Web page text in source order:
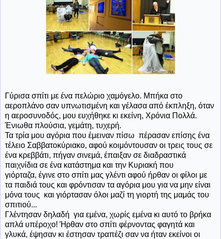
Γύρισα σπίτι με ένα πελώριο χαμόγελο. Μπήκα στο
αεροπλάνο σαν υπνωτισμένη και γέλασα από έκπληξη, όταν
η αεροσυνοδός, μου ευχήθηκε κι εκείνη, Χρόνια Πολλά.
Ένιωθα πλούσια, γεμάτη, τυχερή.
Τα τρία μου αγόρια που έμειναν πίσω πέρασαν επίσης ένα
τέλειο Σαββατοκύριακο, αφού κοιμόντουσαν οι τρεις τους σε
ένα κρεββάτι, πήγαν σινεμά, έπαιξαν σε διαδραστικά
παιχνίδια σε ένα κατάστημα και την Κυριακή που
γιόρταζα, έγινε στο σπίτι μας γλέντι αφού ήρθαν οι φίλοι με
τα παιδιά τους και φρόντισαν τα αγόρια μου για να μην είναι
μόνα τους και γιόρτασαν όλοι μαζί τη γιορτή της μαμάς του
σπιτιού...
Γλέντησαν δηλαδή για εμένα, χωρίς εμένα κι αυτό το βρήκα
απλά υπέροχο! Ήρθαν στο σπίτι φέρνοντας φαγητά και
γλυκά, έψησαν κι έστησαν τραπέζι σαν να ήταν εκείνοι οι